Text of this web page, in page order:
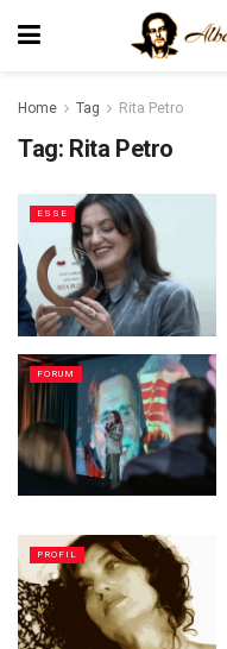
Home Tag Rita Petro
Tag: Rita Petro
ESSE
FORUM
PROFIL